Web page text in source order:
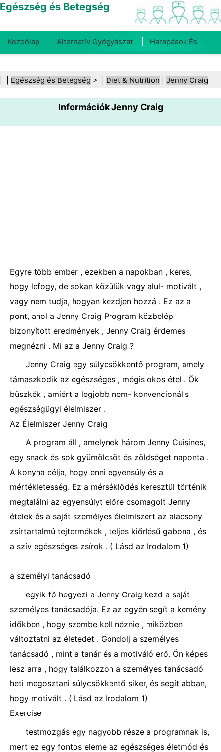
Egészség és Betegség
Kezdőlap Alternatív Gyógyászat Harapások És
Fogegészség Diéta És Táplálkozás Családi
Egészségügyi Ágazat Mentális Egészség
Közegészségügy És Biztonság Sebészet És
Egészség és Betegség > | Diet & Nutrition Jenny Craig
Információk Jenny Craig
Egyre több ember , ezekben a napokban , keres,
hogy lefogy, de sokan közülük vagy alul- motivált ,
vagy nem tudja, hogyan kezdjen hozzá . Ez az a
pont, ahol a Jenny Craig Program közbelép
bizonyított eredmények , Jenny Craig érdemes
megnézni . Mi az a Jenny Craig ?
Jenny Craig egy súlycsökkentő program, amely
támaszkodik az egészséges , mégis okos étel . Ők
büszkék , amiért a legjobb nem- konvencionális
egészségügyi élelmiszer .
Az Élelmiszer Jenny Craig
A program áll , amelynek három Jenny Cuisines,
egy snack és sok gyümölcsöt és zöldséget naponta .
A konyha célja, hogy enni egyensúly és a
mértékletesség. Ez a mérséklődés keresztül történik
megtalálni az egyensúlyt előre csomagolt Jenny
ételek és a saját személyes élelmiszert az alacsony
zsírtartalmú tejtermékek , teljes kiőrlésű gabona , és
a szív egészséges zsírok . ( Lásd az Irodalom 1)
a személyi tanácsadó
egyik fő hegyezi a Jenny Craig kezd a saját
személyes tanácsadója. Ez az egyén segít a kemény
időkben , hogy szembe kell néznie , miközben
változtatni az életedet . Gondolj a személyes
tanácsadó , mint a tanár és a motiváló erő. Ön képes
lesz arra , hogy találkozzon a személyes tanácsadó
heti megosztani súlycsökkentő siker, és segít abban,
hogy motivált . ( Lásd az Irodalom 1)
Exercise
testmozgás egy nagyobb része a programnak is,
mert ez egy fontos eleme az egészséges életmód és